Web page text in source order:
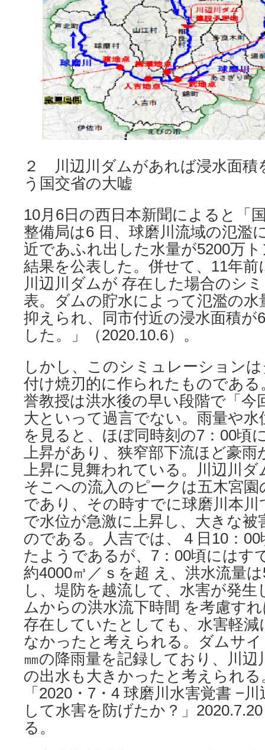
２ 川辺川ダムがあれば浸水面積
う国交省の大嘘
10月6日の西日本新聞によると「
整備局は6 ⽇、球磨川流域の氾濫
近であふれ出した⽔量が5200万
結果を公表した。併せて、11年
川辺川ダムが 存在した場合のシ
表。ダムの貯⽔によって氾濫の⽔
抑えられ、同市付近の浸⽔⾯積が
した。」（2020.10.6）。
しかし、このシミュレーション
付け焼刃的に作られたものである
誉教授は洪水後の早い段階で「今
⼤といって過⾔でない。⾬量や⽔
を⾒ると、ほぼ同時刻の7：00頃
上昇があり、狭窄部下流ほど豪
上昇に⾒舞われている。川辺川
そこへの流⼊のピークは五⽊宮園
であり、その時すでに球磨川本
で⽔位が急激に上昇し、⼤きな
のである。⼈吉では、４⽇10：
たようであるが、7：00頃にはす
約4000㎥／ｓを超 え、洪⽔流量
し、堤防を越流して、⽔害が発
ムからの洪⽔流下時間 を考慮す
存在していたとしても、⽔害軽
なかったと考えられる。ダムサ
㎜の降⾬量を記録しており、川
の出⽔も⼤きかったと考えられる
「2020・7・4 球磨川⽔害覚書 −
して⽔害を防げたか？」
る。